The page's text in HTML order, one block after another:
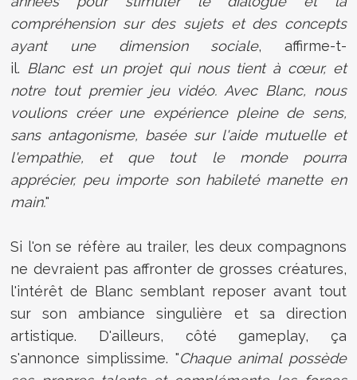
compréhension sur des sujets et des concepts
ayant une dimension sociale, affirme-t-
il. Blanc est un projet qui nous tient à cœur, et
notre tout premier jeu vidéo. Avec Blanc, nous
voulions créer une expérience pleine de sens,
sans antagonisme, basée sur l'aide mutuelle et
l'empathie, et que tout le monde pourra
apprécier, peu importe son habileté manette en
main."
Si l'on se réfère au trailer, les deux compagnons
ne devraient pas affronter de grosses créatures,
l'intérêt de Blanc semblant reposer avant tout
sur son ambiance singulière et sa direction
artistique. D'ailleurs, côté gameplay, ça
s'annonce simplissime. "Chaque animal possède